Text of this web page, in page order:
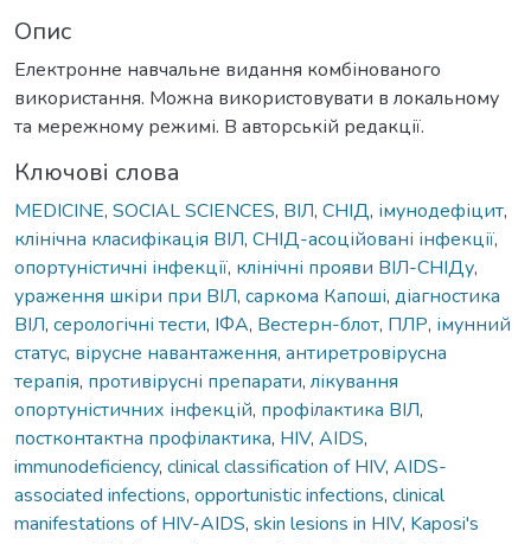
Опис
Електронне навчальне видання комбінованого
використання. Можна використовувати в локальному
та мережному режимі. В авторській редакції.
Ключові слова
MEDICINE, SOCIAL SCIENCES, ВІЛ, СНІД, імунодефіцит,
клінічна класифікація ВІЛ, СНІД-асоційовані інфекції,
опортуністичні інфекції, клінічні прояви ВІЛ-СНІДу,
ураження шкіри при ВІЛ, саркома Капоші, діагностика
ВІЛ, серологічні тести, ІФА, Вестерн-блот, ПЛР, імунний
статус, вірусне навантаження, антиретровірусна
терапія, противірусні препарати, лікування
опортуністичних інфекцій, профілактика ВІЛ,
постконтактна профілактика, HIV, AIDS,
immunodeficiency, clinical classification of HIV, AIDS-
associated infections, opportunistic infections, clinical
manifestations of HIV-AIDS, skin lesions in HIV, Kaposi's